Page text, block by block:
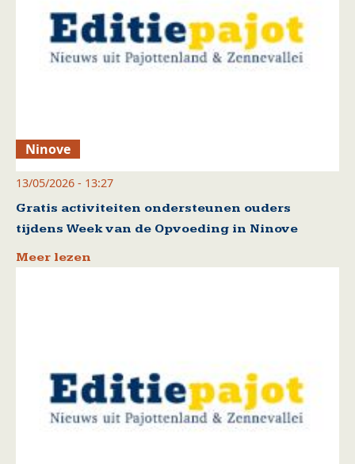
Ninove
13/05/2026 - 13:27
Gratis activiteiten ondersteunen ouders
tijdens Week van de Opvoeding in Ninove
Meer lezen